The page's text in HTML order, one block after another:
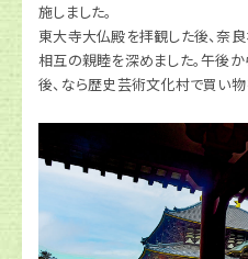
施しました。
東大寺大仏殿を拝観した後、奈
相互の親睦を深めました。午後
後、なら歴史芸術文化村で買い物